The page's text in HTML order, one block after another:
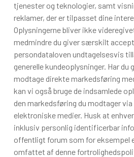
tjenester og teknologier, samt
reklamer, der er tilpasset dine
Oplysningerne bliver ikke
medmindre du giver særskilt
persondataloven undtagelsesvis
generelle kundeoplysninger. Har
modtage direkte markedsføring
kan vi også bruge de indsamlede
den markedsføring du modtager
elektroniske medier. Husk at
inklusiv personlig identificerbar
offentligt forum som for eksempel
omfattet af denne